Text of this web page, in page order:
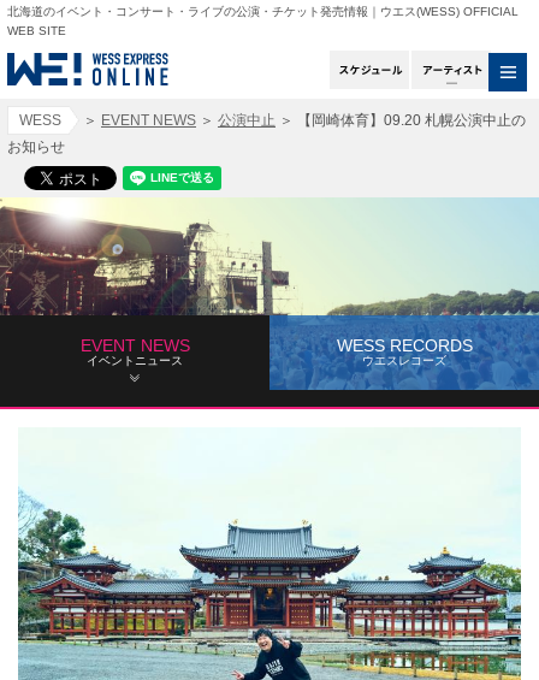
北海道のイベント・コンサート・ライブの公演・チケット発売情報｜ウエス(WESS) OFFICIAL
WEB SITE
スケジュールアー
WESS ＞ EVENT NEWS ＞ 公演中止 ＞
【岡崎体育】09.20 札幌公演中止の
お知らせ
EVENT NEWS
イベントニュース
WESS RECORDS
ウエスレコーズ